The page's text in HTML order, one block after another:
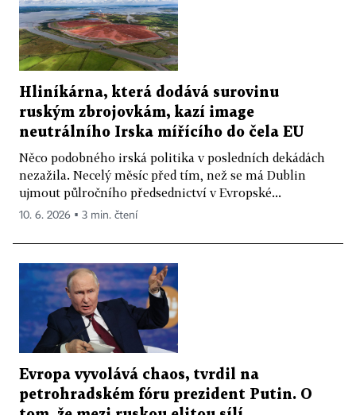
Hliníkárna, která dodává surovinu
ruským zbrojovkám, kazí image
neutrálního Irska mířícího do čela EU
Něco podobného irská politika v posledních dekádách
nezažila. Necelý měsíc před tím, než se má Dublin
ujmout půlročního předsednictví v Evropské...
10. 6. 2026 ▪ 3 min. čtení
Evropa vyvolává chaos, tvrdil na
petrohradském fóru prezident Putin. O